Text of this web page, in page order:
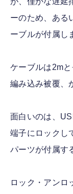
ーのため、ある
ーブルが付属し
ケーブルは2m
編み込み被覆、
面白いのは、
端子にロックし
パーツが付属す
ロック・アンロ